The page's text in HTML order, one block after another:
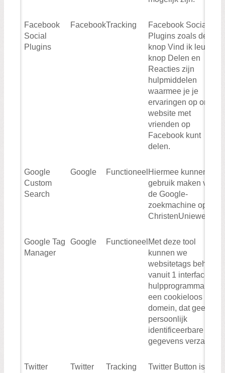
Facebook
Social
Plugins
FacebookTracking
Facebook Social
Plugins zoals de
knop Vind ik leuk, de
knop Delen en
Reacties zijn
hulpmiddelen
waarmee je je
ervaringen op onze
website met
vrienden op
Facebook kunt
delen.
Google
Custom
Search
Google Functioneel Hiermee kunnen wij
gebruik maken van
de Google-
zoekmachine op de
ChristenUniewebsite
Google Tag
Manager
Google Functioneel Met deze tool
kunnen we
websitetags beheren
vanuit 1 interface. Dit
hulpprogramma is
een cookieloos
domein, dat geen
persoonlijk
identificeerbare
gegevens verzamelt
Twitter
Twitter Tracking
Twitter Button is een